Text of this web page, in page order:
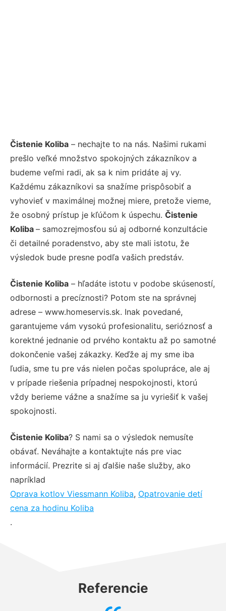
Čistenie Koliba – nechajte to na nás. Našimi rukami
prešlo veľké množstvo spokojných zákazníkov a
budeme veľmi radi, ak sa k nim pridáte aj vy.
Každému zákazníkovi sa snažíme prispôsobiť a
vyhovieť v maximálnej možnej miere, pretože vieme,
že osobný prístup je kľúčom k úspechu. Čistenie
Koliba – samozrejmosťou sú aj odborné konzultácie
či detailné poradenstvo, aby ste mali istotu, že
výsledok bude presne podľa vašich predstáv.
Čistenie Koliba – hľadáte istotu v podobe skúseností,
odbornosti a precíznosti? Potom ste na správnej
adrese – www.homeservis.sk. Inak povedané,
garantujeme vám vysokú profesionalitu, serióznosť a
korektné jednanie od prvého kontaktu až po samotné
dokončenie vašej zákazky. Keďže aj my sme iba
ľudia, sme tu pre vás nielen počas spolupráce, ale aj
v prípade riešenia prípadnej nespokojnosti, ktorú
vždy berieme vážne a snažíme sa ju vyriešiť k vašej
spokojnosti.
Čistenie Koliba? S nami sa o výsledok nemusíte
obávať. Neváhajte a kontaktujte nás pre viac
informácií. Prezrite si aj ďalšie naše služby, ako
napríklad
Oprava kotlov Viessmann Koliba, Opatrovanie detí
cena za hodinu Koliba
.
Referencie